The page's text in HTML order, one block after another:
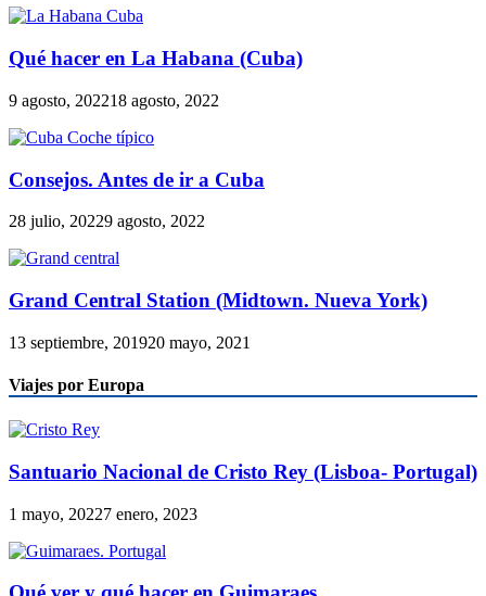
Qué hacer en La Habana (Cuba)
9 agosto, 202218 agosto, 2022
Consejos. Antes de ir a Cuba
28 julio, 20229 agosto, 2022
Grand Central Station (Midtown. Nueva York)
13 septiembre, 201920 mayo, 2021
Viajes por Europa
Santuario Nacional de Cristo Rey (Lisboa- Portugal)
1 mayo, 20227 enero, 2023